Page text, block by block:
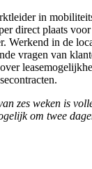
in
direct plaats
Werkend in de
vragen van
zes weken is
om twee